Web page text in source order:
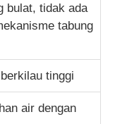
bulat, tidak ada
tabung
tinggi
air dengan